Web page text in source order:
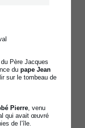
Père Jacques
dupape Jean
sur le tombeau de
Pierre, venu
qui avait œuvré
de l’île.